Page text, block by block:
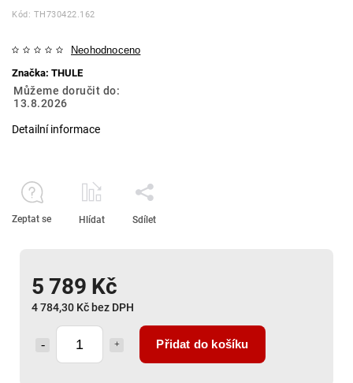
Kód: TH730422.162
Neohodnoceno
Značka: THULE
5 789 Kč
4 784,30 Kč bez DPH
Přidat do košíku
Můžeme doručit do:
13.8.2026
Detailní informace
Zeptat se Hlídat Sdílet